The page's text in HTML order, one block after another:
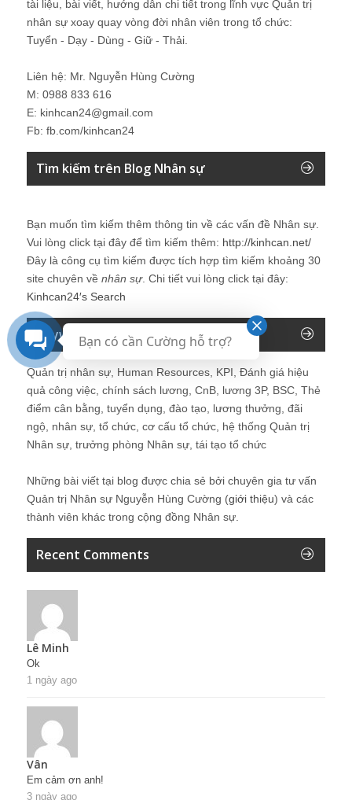
tài liệu, bài viết, hướng dẫn chi tiết trong lĩnh vực Quản trị
nhân sự xoay quay vòng đời nhân viên trong tổ chức:
Tuyển - Dạy - Dùng - Giữ - Thải.
Liên hệ: Mr. Nguyễn Hùng Cường
M: 0988 833 616
E: kinhcan24@gmail.com
Fb: fb.com/kinhcan24
Tìm kiếm trên Blog Nhân sự
Bạn muốn tìm kiếm thêm thông tin về các vấn đề Nhân sự
Vui lòng click tại đây để tìm kiếm thêm: http://kinhcan.net/
Đây là công cụ tìm kiếm được tích hợp tìm kiếm khoảng 30
site chuyên về nhân sự. Chi tiết vui lòng click tại đây:
Kinhcan24′s Search
Keyword của Blog
Quản trị nhân sự, Human Resources, KPI, Đánh giá hiệu
quả công việc, chính sách lương, CnB, lương 3P, BSC, Thẻ
điểm cân bằng, tuyển dụng, đào tạo, lương thưởng, đãi
ngộ, nhân sự, tổ chức, cơ cấu tổ chức, hệ thống Quản trị
Nhân sự, trưởng phòng Nhân sự, tái tạo tổ chức
Những bài viết tại blog được chia sẻ bởi chuyên gia tư vấn
Quản trị Nhân sự Nguyễn Hùng Cường (giới thiệu) và các
thành viên khác trong cộng đồng Nhân sự.
Recent Comments
Lê Minh
Ok
1 ngày ago
Vân
Em cảm ơn anh!
3 ngày ago
Bạn có cần Cường hỗ trợ?